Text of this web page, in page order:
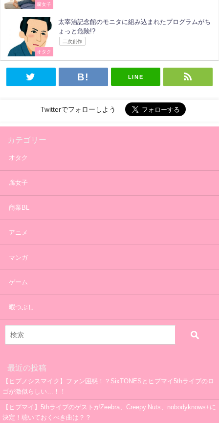
腐女子
オタク
太宰治記念館のモニタに組み込まれたプログラムがち
ょっと危険!?
二次創作
LINE
Twitterでフォローしよう
カテゴリー
オタク
腐女子
商業BL
アニメ
マンガ
ゲーム
暇つぶし
最近の投稿
【ヒプノシスマイク】ファン困惑！？SixTONESとヒプマイ5thライブのロ
ゴが激似らしい…！！
【ヒプマイ】5thライブのゲストがZeebra、Creepy Nuts、nobodyknows+に
決定！聴いておくべき曲は？？